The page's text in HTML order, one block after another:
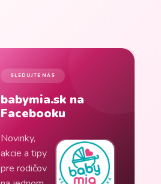
SLEDUJTE NÁS
babymia.sk na
Facebooku
Novinky,
akcie a tipy
pre rodičov